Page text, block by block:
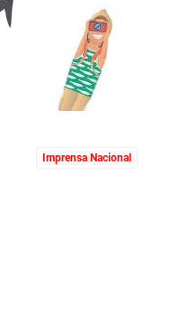
Imprensa Nacional